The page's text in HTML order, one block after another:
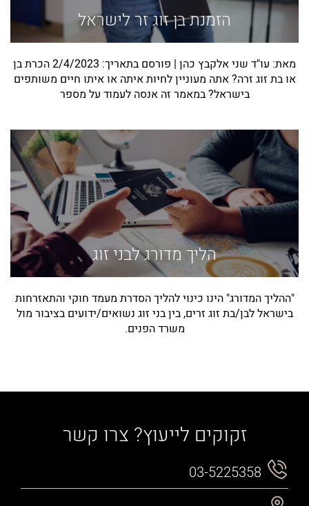
הזמנת בן זוג זר לישראל
מאת: עו"ד שני אלקבץ כהן | פורסם בתאריך: 2/4/2023 הכרת בן
או בת זוג זרה? אתה מעוניין לחיות איתה או איתו חיים משותפים
בישראל? במאמר זה אנסה לעמוד על מספר
הליך מדורג לבני זוג
"ההליך המדורג" הינו כינוי להליך הסדרת מעמד חוקי והתאזרחות
בישראל לבן/בת זוג זרים, בין בני זוג נשואים/ידועים בציבור מול
משרד הפנים.
זקוקים לייעוץ? צרו קשר
03-5225358